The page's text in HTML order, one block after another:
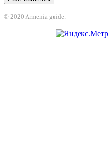
© 2020 Armenia guide.